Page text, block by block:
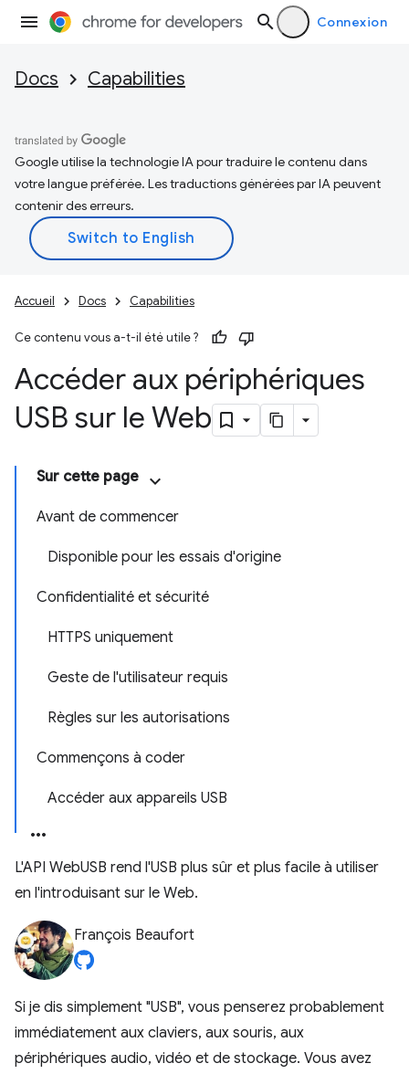
Connexion
Docs Capabilities
Google utilise la technologie IA pour traduire le contenu dans
votre langue préférée. Les traductions générées par IA peuvent
contenir des erreurs.
Accueil Docs Capabilities
Ce contenu vous a-t-il été utile ?
Accéder aux périphériques
USB sur le Web
Sur cette page
Avant de commencer
Disponible pour les essais d'origine
Confidentialité et sécurité
HTTPS uniquement
Geste de l'utilisateur requis
Règles sur les autorisations
Commençons à coder
Accéder aux appareils USB
L'API WebUSB rend l'USB plus sûr et plus facile à utiliser
en l'introduisant sur le Web.
François Beaufort
Si je dis simplement "USB", vous penserez probablement
immédiatement aux claviers, aux souris, aux
périphériques audio, vidéo et de stockage. Vous avez